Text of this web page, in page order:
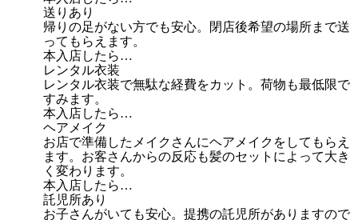
送りあり
帰りの足がない方でも安心。閉店後希望の場所まで送
ってもらえます。
本入店したら…
レンタル衣装
レンタル衣装で無駄な経費をカット。荷物も最低限で
すみます。
本入店したら…
ヘアメイク
お店で準備したメイクさんにヘアメイクをしてもらえ
ます。お客さんからの反応も髪のセットによって大き
く変わります。
本入店したら…
託児所あり
お子さんがいても安心。提携の託児所がありますので